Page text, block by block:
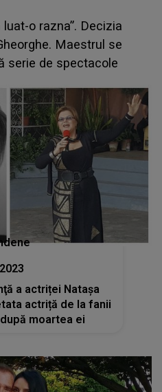
o razna”. Decizia
Maestrul se
serie de spectacole
a actriței Nataşa
actriță de la fanii
moartea ei